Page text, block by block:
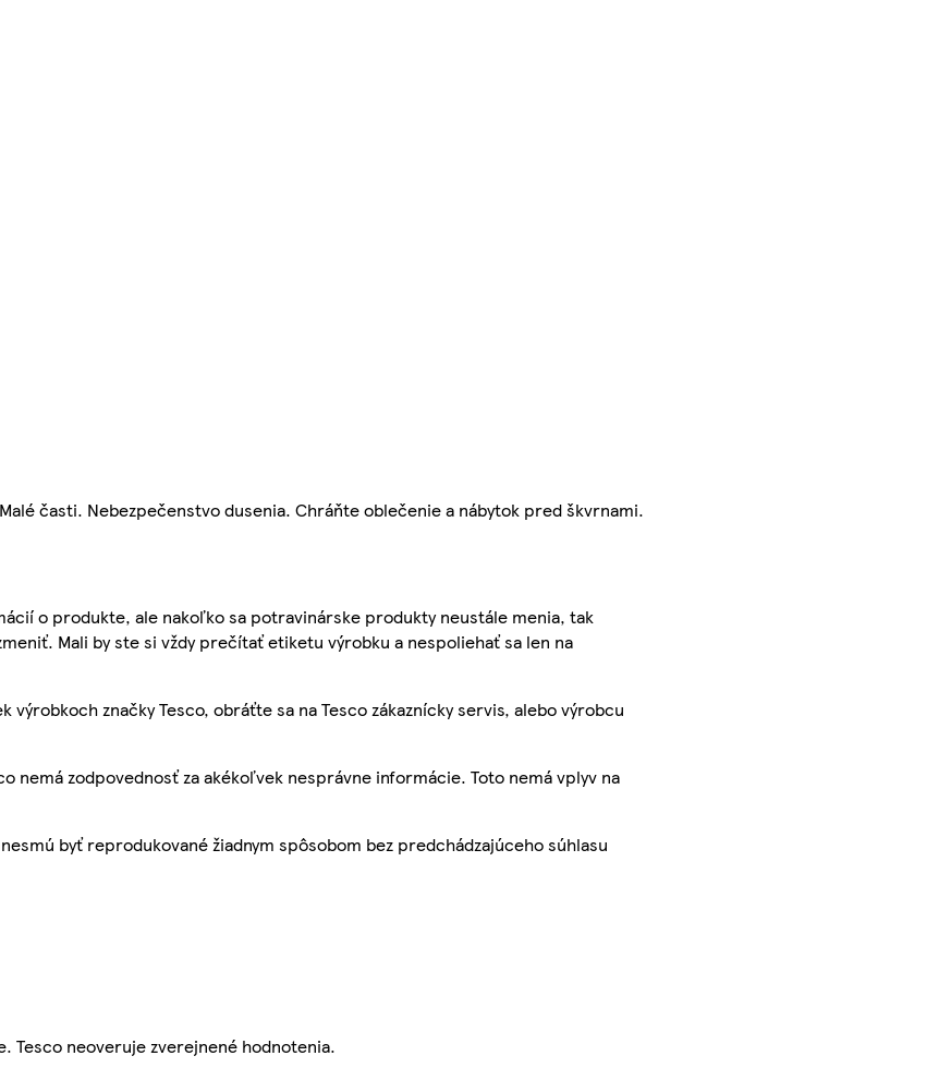
časti. Nebezpečenstvo dusenia. Chráňte oblečenie a nábytok pred škvrnami.
o produkte, ale nakoľko sa potravinárske produkty neustále menia, tak
Mali by ste si vždy prečítať etiketu výrobku a nespoliehať sa len na
značky Tesco, obráťte sa na Tesco zákaznícky servis, alebo výrobcu
nemá zodpovednosť za akékoľvek nesprávne informácie. Toto nemá vplyv na
byť reprodukované žiadnym spôsobom bez predchádzajúceho súhlasu
Tesco neoveruje zverejnené hodnotenia.